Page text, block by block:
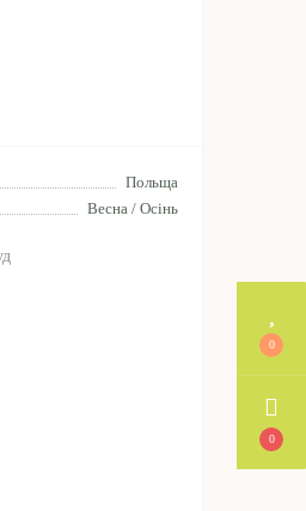
0
0
Польща
Весна / Осінь